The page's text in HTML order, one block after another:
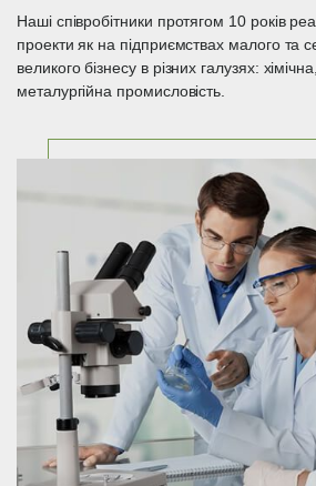
Наші співробітники протягом 10 років
проекти як на підприємствах малого та
великого бізнесу в різних галузях:
металургійна промисловість.